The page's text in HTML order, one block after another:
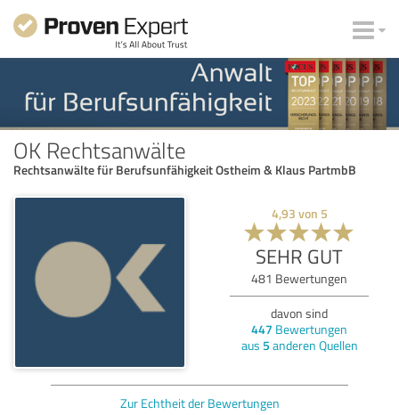
OK Rechtsanwälte
Rechtsanwälte für Berufsunfähigkeit Ostheim & Klaus PartmbB
4,93 von 5
SEHR GUT
481 Bewertungen
davon sind
447 Bewertungen
aus 5 anderen Quellen
Zur Echtheit der Bewertungen